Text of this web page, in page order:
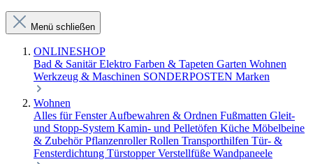
Menü schließen
ONLINESHOP
Bad & SanitärElektro Farben & Tapeten Garten Wohnen
Werkzeug & Maschinen SONDERPOSTEN Marken
Wohnen
Alles für FensterAufbewahren & Ordnen Fußmatten Gleit-
und Stopp-System Kamin- und Pelletöfen Küche Möbelbeine
& ZubehörPflanzenrollerRollen Transporthilfen Tür- &
Fensterdichtung TürstopperVerstellfüße Wandpaneele